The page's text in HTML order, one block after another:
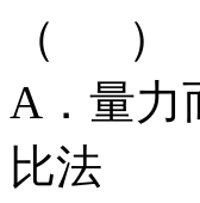
（ ）
A．
比法